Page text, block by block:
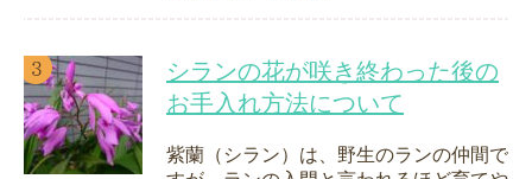
シランの花が咲き終わった後の
お手入れ方法について
紫蘭（シラン）は、野生のランの仲間で